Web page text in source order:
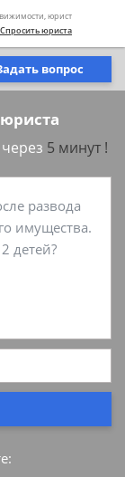
юрист
Спросить юриста
вопрос
5 минут !